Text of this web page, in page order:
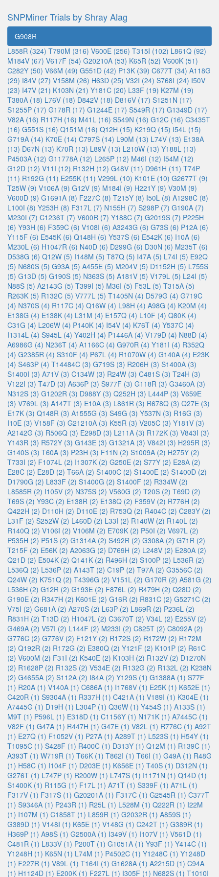
SNPMiner Trials by Shray Alag
G908R
L858R (324) T790M (316) V600E (256) T315I (102) L861Q (92)
M184V (67) V617F (54) G20210A (53) K65R (52) V600K (51)
C282Y (50) V66M (49) G551D (42) P13K (39) C677T (34) A118G
(29) I84V (27) V158M (26) H63D (25) V32I (24) S768I (24) I50V
(23) I47V (21) K103N (21) Y181C (20) L33F (19) K27M (19)
T380A (18) L76V (18) D842V (18) D816V (17) S1251N (17)
S1255P (17) G178R (17) G1244E (17) S549R (17) G1349D (17)
V82A (16) R117H (16) M41L (16) S549N (16) G12C (16) C3435T
(16) G551S (16) Q151M (16) Q12H (15) K219Q (15) I54L (15)
G719A (14) K70E (14) C797S (14) L90M (13) L74V (13) E138A
(13) D67N (13) K70R (13) L89V (13) L210W (13) Y188L (13)
P4503A (12) G11778A (12) L265P (12) M46I (12) I54M (12)
G12D (12) V11I (12) R132H (12) G48V (11) D961H (11) T74P
(11) R192G (11) E255K (11) V299L (10) K101E (10) G2677T (9)
T25W (9) V106A (9) G12V (9) M184I (9) H221Y (9) V30M (9)
V600D (9) G1691A (8) F227C (8) T215Y (8) I50L (8) A1298C (8)
L100I (8) Y253H (8) F317L (7) N155H (7) S298P (7) G190A (7)
M230I (7) C1236T (7) V600R (7) Y188C (7) G2019S (7) P225H
(6) Y93H (6) F359C (6) V108I (6) A3243G (6) G73S (6) P12A (6)
Y115F (6) E545K (6) Q148H (6) Y537S (6) E542K (6) I10A (6)
M230L (6) H1047R (6) N40D (6) D299G (6) D30N (6) M235T (6)
D538G (6) Q12W (5) I148M (5) T87Q (5) I47A (5) L74I (5) E92Q
(5) N680S (5) G93A (5) A455E (5) M204V (5) D1152H (5) L755S
(5) G13D (5) G190S (5) N363S (5) A181V (5) V179L (5) L24I (5)
N88S (5) A2143G (5) T399I (5) M36I (5) F53L (5) T315A (5)
R263K (5) R132C (5) V777L (5) T1405N (4) D579G (4) G719C
(4) N370S (4) R117C (4) Q16W (4) L98H (4) A98G (4) K20M (4)
E138G (4) E138K (4) L31M (4) E157Q (4) L10F (4) Q80K (4)
C31G (4) L206W (4) P140K (4) I54V (4) K76T (4) Y537C (4)
I1314L (4) S945L (4) Y402H (4) P1446A (4) V179D (4) N88D (4)
A6986G (4) N236T (4) A1166C (4) G970R (4) Y181I (4) R352Q
(4) G2385R (4) S310F (4) P67L (4) R1070W (4) G140A (4) E23K
(4) S463P (4) T14484C (3) G719S (3) R206H (3) S1400A (3)
S1400I (3) A71V (3) C134W (3) R24W (3) C481S (3) T24H (3)
V122I (3) T47D (3) A636P (3) S977F (3) G118R (3) G3460A (3)
N312S (3) G1202R (3) D988Y (3) Q252H (3) L444P (3) V659E
(3) V769L (3) A147T (3) E10A (3) L861R (3) R678Q (3) Q27E (3)
E17K (3) Q148R (3) A1555G (3) S49G (3) Y537N (3) R16G (3)
I10E (3) V158F (3) G21210A (3) K55R (3) V205C (3) Y181V (3)
A2142G (3) R506Q (3) E298D (3) L211A (3) R172K (3) V843I (3)
Y143R (3) R572Y (3) G143E (3) G1321A (3) V842I (3) H295R (3)
G140S (3) T60A (3) P23H (3) F11N (2) S1009A (2) H275Y (2)
T733I (2) F1074L (2) I1307K (2) G250E (2) S77Y (2) E28A (2)
E28C (2) E28D (2) T66A (2) S1400C (2) S1400E (2) S1400D (2)
D1790G (2) L833F (2) S1400G (2) S1400F (2) R334W (2)
L8585R (2) I105V (2) N375S (2) V560G (2) T20S (2) T69D (2)
T69S (2) Y93C (2) E138R (2) E138Q (2) F359V (2) R776H (2)
Q422H (2) D110H (2) D110E (2) R753Q (2) R404C (2) C283Y (2)
L31F (2) S252W (2) L460D (2) L33I (2) R140W (2) R140L (2)
R140Q (2) V106I (2) V106M (2) E709K (2) P50I (2) V697L (2)
P535H (2) P51S (2) G1314A (2) S492R (2) G308A (2) G71R (2)
T215F (2) E56K (2) A2063G (2) D769H (2) L248V (2) E280A (2)
Q21D (2) E504K (2) Q141K (2) R496H (2) S100P (2) L536R (2)
L536Q (2) L536P (2) A143T (2) C19P (2) T97A (2) G3556C (2)
Q24W (2) K751Q (2) T4396G (2) V151L (2) G170R (2) A581G (2)
L536H (2) G12R (2) G193E (2) F876L (2) R479H (2) Q28D (2)
G190E (2) R347H (2) K601E (2) G16R (2) R831C (2) G5271C (2)
V75I (2) G681A (2) A270S (2) L63P (2) L869R (2) P236L (2)
R831H (2) T13D (2) H1047L (2) C3670T (2) V34L (2) E255V (2)
G469A (2) V57I (2) L144F (2) M233I (2) C825T (2) C8092A (2)
G776C (2) G776V (2) F121Y (2) R172S (2) R172W (2) R172M
(2) Q192R (2) R172G (2) E380Q (2) Y121F (2) K101P (2) R61C
(2) V600M (2) F31I (2) K540E (2) K103H (2) R132V (2) D1270N
(2) R1628P (2) R132S (2) V534E (2) R132G (2) R132L (2) K238N
(2) G4655A (2) S112A (2) I84A (2) Y129S (1) G1388A (1) S77F
(1) R20A (1) V140A (1) C686A (1) I1768V (1) E25K (1) K652E (1)
C420R (1) S9304A (1) R337H (1) C421A (1) V189I (1) K304E (1)
A7445G (1) D19H (1) L304P (1) Q36W (1) Y454S (1) A133S (1)
M9T (1) P596L (1) E318D (1) C1156Y (1) N171K (1) A7445C (1)
V82F (1) G47A (1) R447H (1) G47E (1) V82L (1) R776C (1) A92T
(1) E27Q (1) F1052V (1) P27A (1) A289T (1) L523S (1) H54Y (1)
T1095C (1) S428F (1) R400C (1) D313Y (1) Q12M (1) R139C (1)
A393T (1) W719R (1) T66K (1) T862I (1) T66I (1) G49A (1) R48G
(1) H58C (1) I104F (1) D203E (1) K656E (1) T40S (1) D312N (1)
G276T (1) L747P (1) R200W (1) L747S (1) I1171N (1) Q14D (1)
S1400K (1) R115G (1) F17L (1) A71T (1) S339F (1) A71L (1)
F317V (1) F317S (1) G20201A (1) F317C (1) G2545R (1) C377T
(1) S9346A (1) P243R (1) R25L (1) L528M (1) Q222R (1) I22M
(1) I107M (1) C1858T (1) L859R (1) G2032R (1) A859S (1)
G389D (1) V148I (1) K65E (1) V148G (1) C242T (1) G389R (1)
H369P (1) A98S (1) G2500A (1) I349V (1) I107V (1) V561D (1)
C481R (1) L833V (1) P200T (1) G1051A (1) Y93F (1) Y414C (1)
Y1248H (1) K65N (1) L74M (1) P4502C (1) Y1248C (1) Y1248D
(1) F227R (1) V89L (1) T164I (1) G1628A (1) A2215D (1) C94A
(1) H1124D (1) E200K (1) F227L (1) I305F (1) N682S (1) T1010I